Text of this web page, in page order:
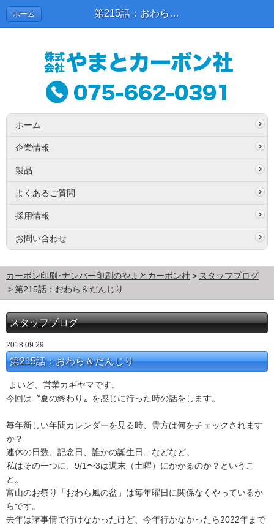
第215話：おわら＆だんじり | スタッフブログ
ホーム
ホーム
企業情報
製品
よくあるご質問
採用情報
お問い合わせ
カーボン印刷･ナンバー印刷のやまとカーボン社
スタッフブログ
第215話：おわら＆だんじり
スタッフブログ
2018.09.29
第215話：おわら＆だんじり
まいど、営業カギヤマです。
今回は〝夏の終わり〟を感じに行った時の話をします。
毎年新しい年間カレンダーを見る時、 貴方は何をチェックされます
か？
連休の日数、記念日、誰かの誕生日…などなど。
私はその一つに、9/1〜3は週末（土曜）にかかるのか？ というこ
と。
富山のお祭り「おわら風の盆」 は毎年曜日に関係なくやっているか
らです。
去年は諸事情で行けなかったけど、今年行かなかったら2022年まで